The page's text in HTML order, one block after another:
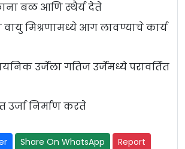
बळ आणि स्थैर्य देते
वायु मिश्रणामध्ये आग लावण्याचे कार्य
उर्जेला गतिज उर्जेमध्ये परावर्तित
उर्जा निर्माण करते
Share On WhatsApp Report